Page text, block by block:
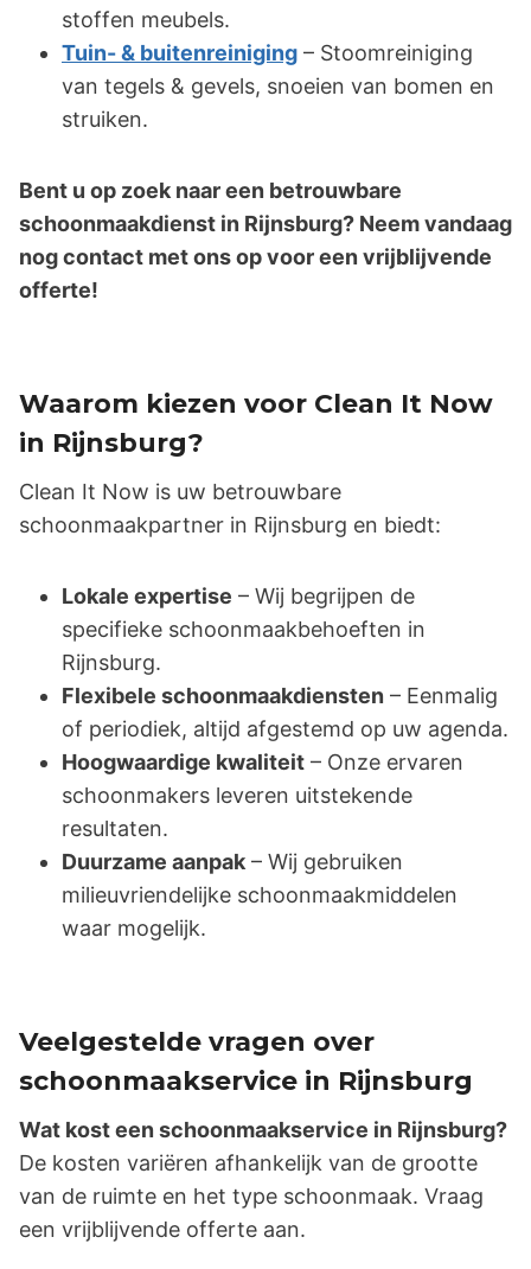
stoffen meubels.
Tuin- & buitenreiniging – Stoomreiniging
van tegels & gevels, snoeien van bomen en
struiken.
Bent u op zoek naar een betrouwbare
schoonmaakdienst in Rijnsburg? Neem vandaag
nog contact met ons op voor een vrijblijvende
offerte!
Waarom kiezen voor Clean It Now
in Rijnsburg?
Clean It Now is uw betrouwbare
schoonmaakpartner in Rijnsburg en biedt:
Lokale expertise – Wij begrijpen de
specifieke schoonmaakbehoeften in
Rijnsburg.
Flexibele schoonmaakdiensten – Eenmalig
of periodiek, altijd afgestemd op uw agenda.
Hoogwaardige kwaliteit – Onze ervaren
schoonmakers leveren uitstekende
resultaten.
Duurzame aanpak – Wij gebruiken
milieuvriendelijke schoonmaakmiddelen
waar mogelijk.
Veelgestelde vragen over
schoonmaakservice in Rijnsburg
Wat kost een schoonmaakservice in Rijnsburg?
De kosten variëren afhankelijk van de grootte
van de ruimte en het type schoonmaak. Vraag
een vrijblijvende offerte aan.